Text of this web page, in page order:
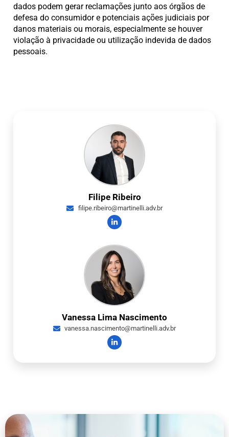
dados podem gerar reclamações junto aos órgãos de
defesa do consumidor e potenciais ações judiciais por
danos materiais ou morais, especialmente se houver
violação à privacidade ou utilização indevida de dados
pessoais.
Filipe Ribeiro
filipe.ribeiro@martinelli.adv.br
Vanessa Lima Nascimento
vanessa.nascimento@martinelli.adv.br